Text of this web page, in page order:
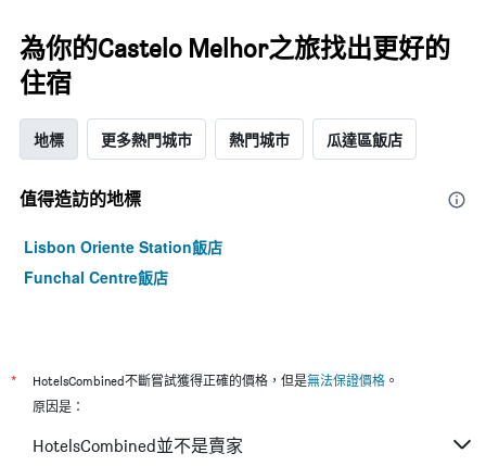
為你的Castelo Melhor之旅找出更好的
住宿
地標 更多熱門城市 熱門城市 瓜達區飯店
值得造訪的地標
Lisbon Oriente Station飯店
Funchal Centre飯店
* HotelsCombined不斷嘗試獲得正確的價格，但是無法保證價格 。
原因是：
HotelsCombined並不是賣家